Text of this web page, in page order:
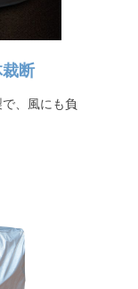
断
、風にも負